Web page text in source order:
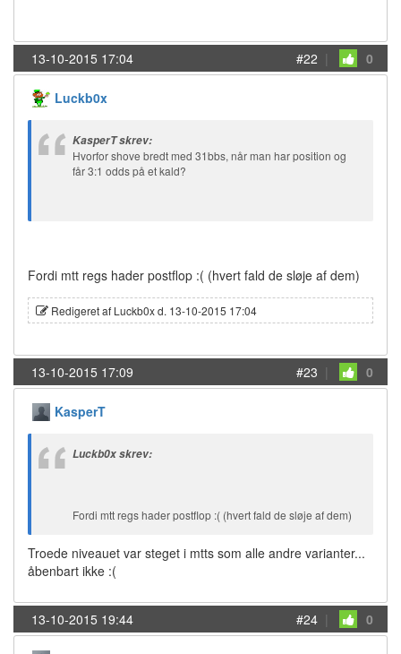
13-10-2015 17:04 #22 | 0
Luckb0x
KasperT skrev:
Hvorfor shove bredt med 31bbs, når man har position og
får 3:1 odds på et kald?
Fordi mtt regs hader postflop :( (hvert fald de sløje af dem)
Redigeret af Luckb0x d. 13-10-2015 17:04
13-10-2015 17:09 #23 | 0
KasperT
Luckb0x skrev:
Fordi mtt regs hader postflop :( (hvert fald de sløje af dem)
Troede niveauet var steget i mtts som alle andre varianter...
åbenbart ikke :(
13-10-2015 19:44 #24 | 0